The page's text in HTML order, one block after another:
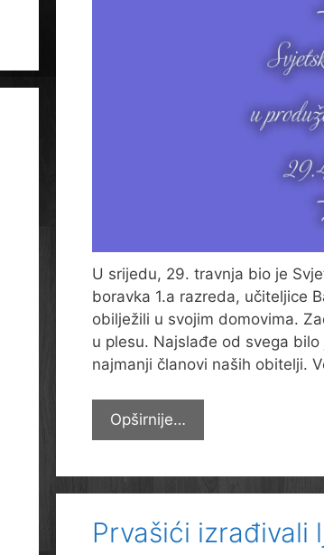
U srijedu, 29. travnja bio je
boravka 1.a razreda, učiteljice
obilježili u svojim domovima.
u plesu. Najslađe od svega
najmanji članovi naših obitelji.
Opširnije…
Dan
Prvašići izrađivali